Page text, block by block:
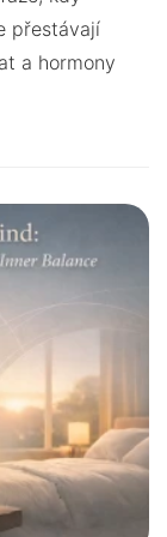
přestávají
a hormony